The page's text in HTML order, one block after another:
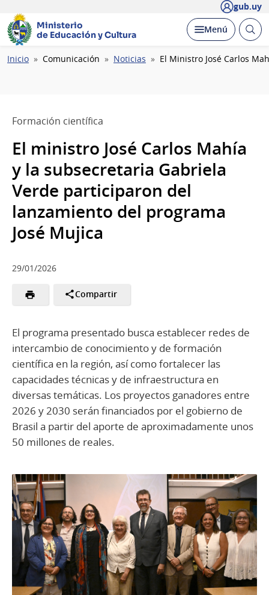
gub.uy
Ministerio
de Educación y Cultura
Desplegar
Menú Abrir
Ruta
Inicio Comunicación Noticias El Ministro José Carlos
Formación científica
El ministro José Carlos Mahía
y la subsecretaria Gabriela
Verde participaron del
lanzamiento del programa
José Mujica
29/01/2026
Compartir
El programa presentado busca establecer redes de
intercambio de conocimiento y de formación
científica en la región, así como fortalecer las
capacidades técnicas y de infraestructura en
diversas temáticas. Los proyectos ganadores entre
2026 y 2030 serán financiados por el gobierno de
Brasil a partir del aporte de aproximadamente unos
50 millones de reales.